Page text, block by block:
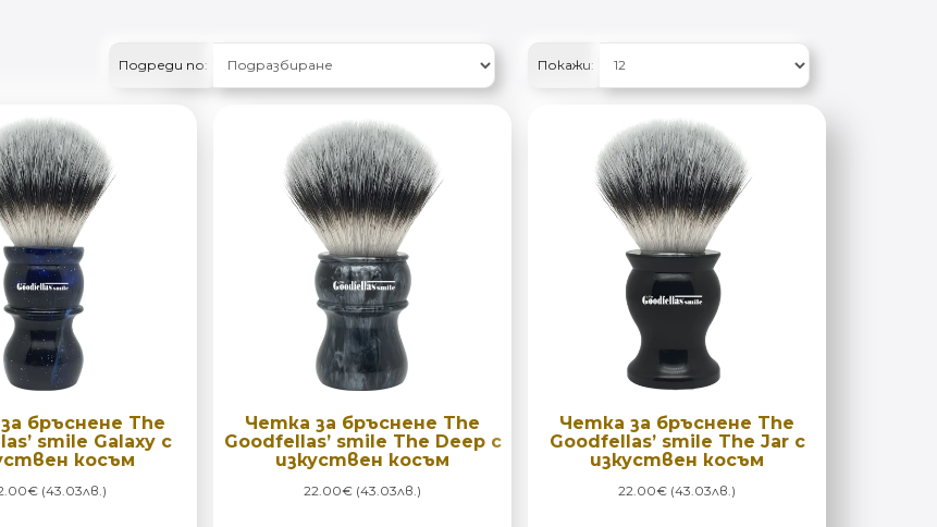
Подреди по: Покажи:
бръснене The
smile Galaxy с
косъм
(43.03лв.)
Четка за бръснене The
Goodfellas’ smile The Deep с
изкуствен косъм
22.00€ (43.03лв.)
Четка за бръснене The
Goodfellas’ smile The Jar с
изкуствен косъм
22.00€ (43.03лв.)